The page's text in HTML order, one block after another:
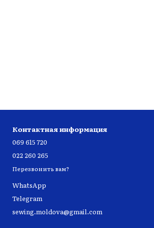
Контактная информация
069 615 720
022 260 265
Перезвонить вам?
WhatsApp
Telegram
sewing.moldova@gmail.com